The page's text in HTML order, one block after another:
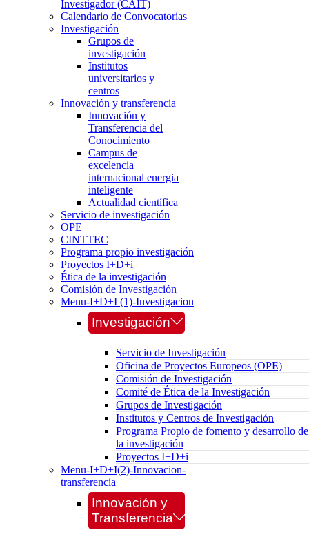
Investigador (CAIT)
Calendario de Convocatorias
Investigación
Grupos de
investigación
Institutos
universitarios y
centros
Innovación y transferencia
Innovación y
Transferencia del
Conocimiento
Campus de
excelencia
internacional energia
inteligente
Actualidad científica
Servicio de investigación
OPE
CINTTEC
Programa propio investigación
Proyectos I+D+i
Ética de la investigación
Comisión de Investigación
Menu-I+D+I (1)-Investigacion
Investigación
Servicio de Investigación
Oficina de Proyectos Europeos (OPE)
Comisión de Investigación
Comité de Ética de la Investigación
Grupos de Investigación
Institutos y Centros de Investigación
Programa Propio de fomento y desarrollo de
la investigación
Proyectos I+D+i
Menu-I+D+I(2)-Innovacion-
transferencia
Innovación y
Transferencia